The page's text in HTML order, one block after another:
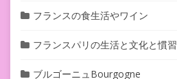
フランスの食生活やワイン
フランスパリの生活と文化と慣習
ブルゴーニュBourgogne